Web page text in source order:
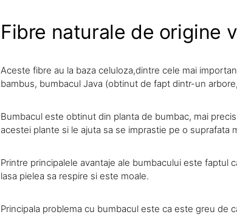
Fibre naturale de origine
Aceste fibre au la baza celuloza,dintre cele mai
bambus, bumbacul Java (obtinut de fapt dintr-un
Bumbacul este obtinut din planta de bumbac, mai
acestei plante si le ajuta sa se imprastie pe o suprafata
Printre principalele avantaje ale bumbacului este faptul
lasa pielea sa respire si este moale.
Principala problema cu bumbacul este ca este greu de